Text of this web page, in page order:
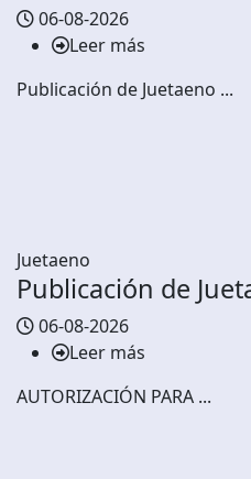
06-08-2026
Leer más
Publicación de Juetaeno ...
Juetaeno
Publicación de
06-08-2026
Leer más
AUTORIZACIÓN PARA ...